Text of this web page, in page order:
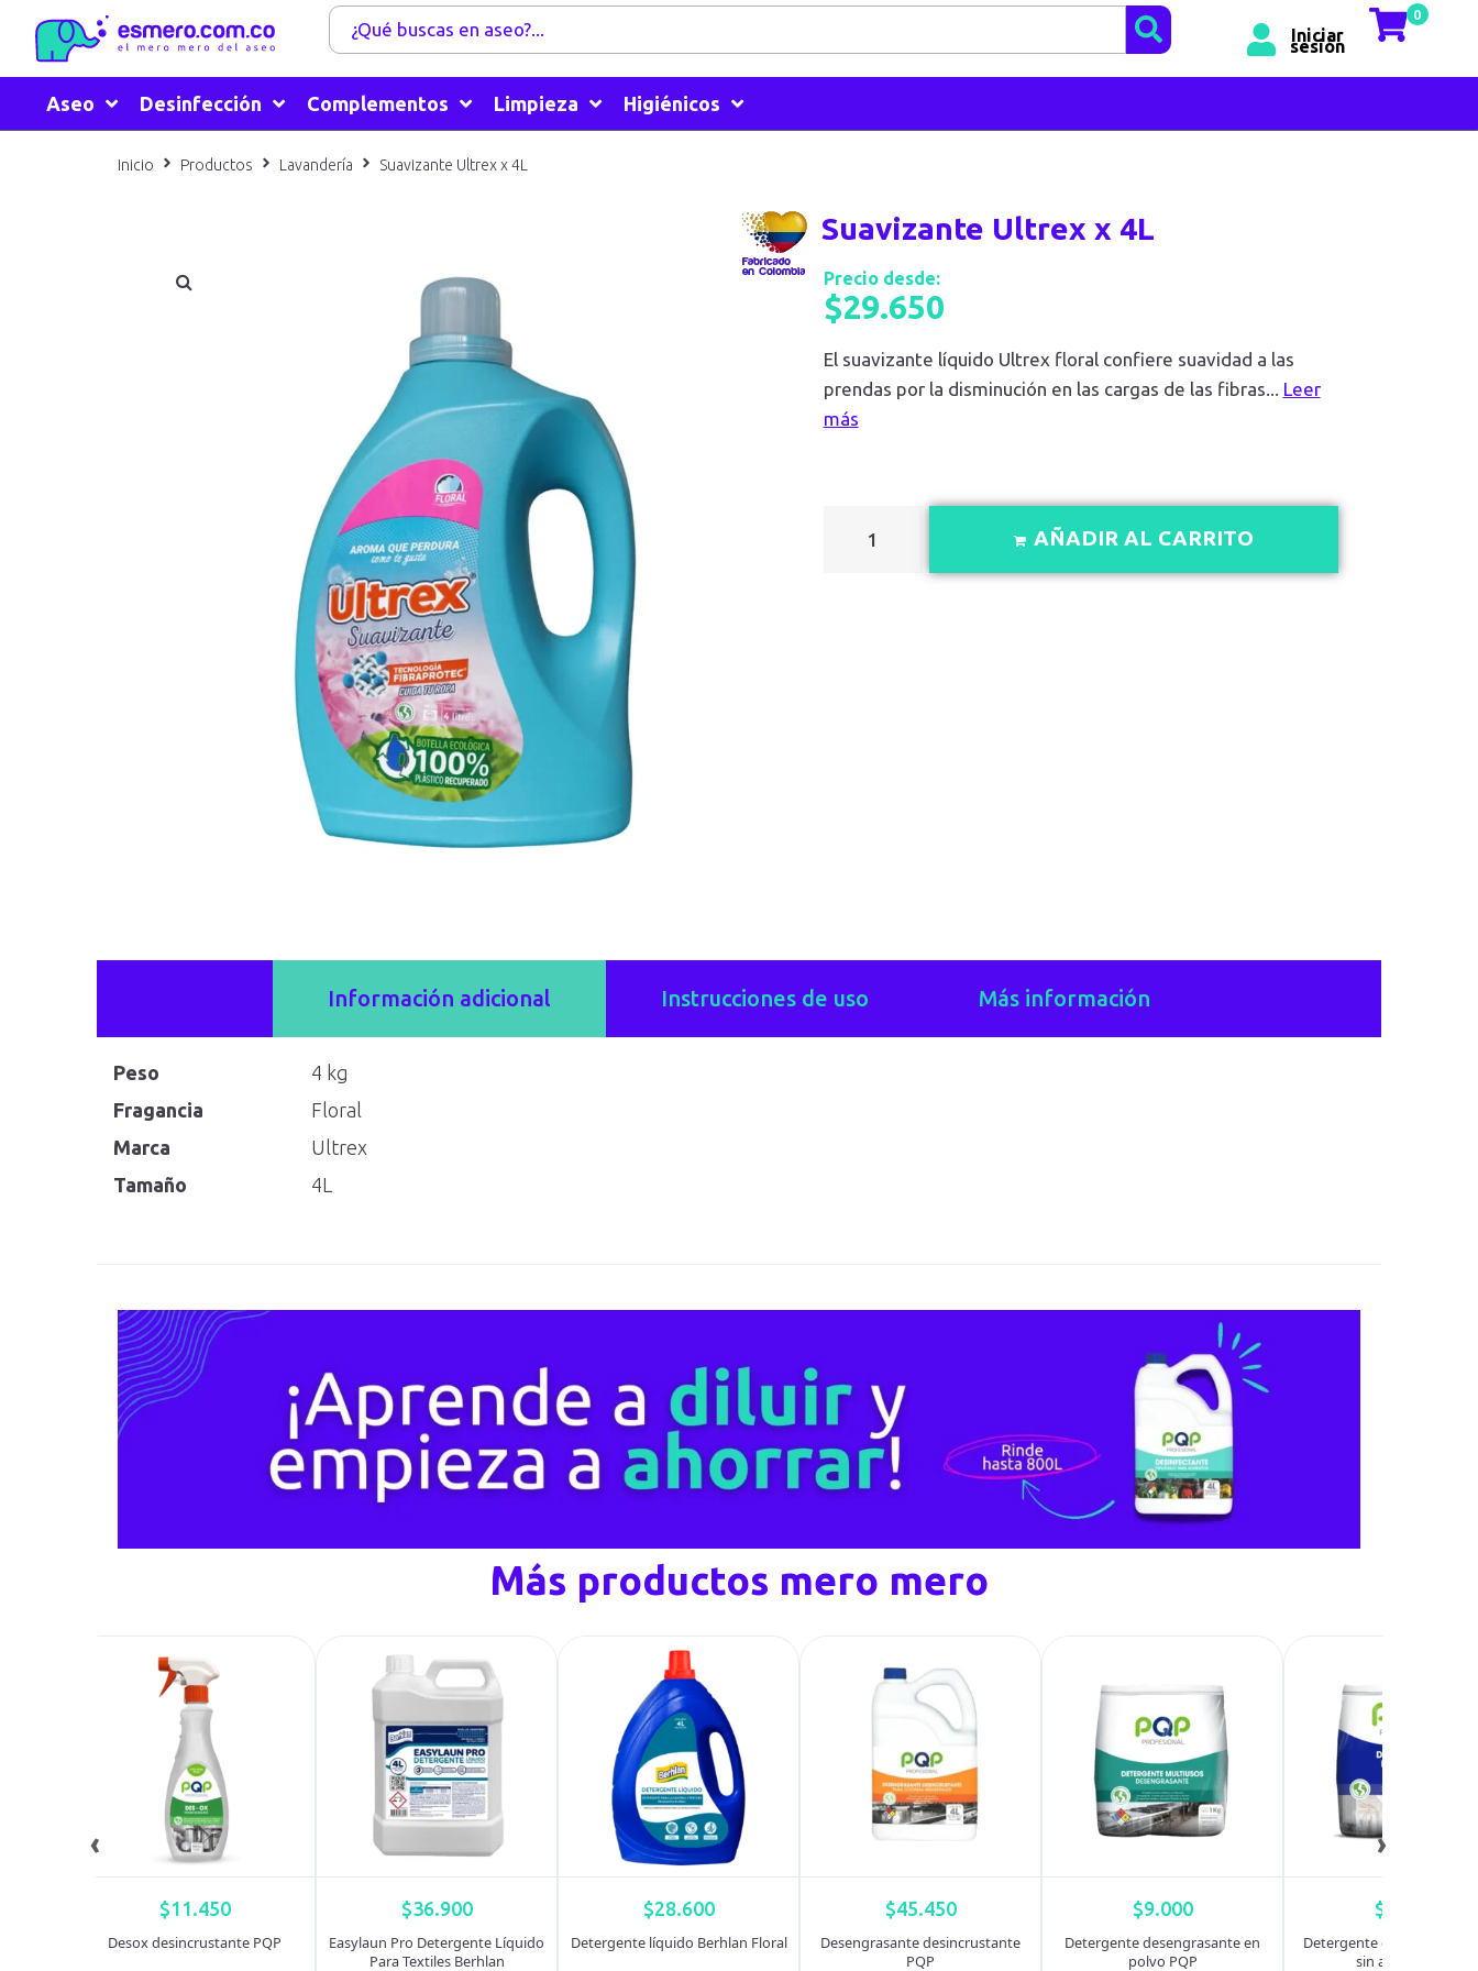
Iniciar
sesión
0
Aseo Desinfección Complementos Limpieza Higiénicos
Inicio Productos Lavandería Suavizante Ultrex x 4L
Suavizante Ultrex x 4L
Precio desde:
$29.650
El suavizante líquido Ultrex floral confiere suavidad a las
prendas por la disminución en las cargas de las fibras... Leer
más
AÑADIR AL CARRITO
Información adicional Instrucciones de uso Más información
Peso
4 kg
Fragancia
Floral
Marca
Ultrex
Tamaño
4L
Más productos mero mero
‹
$11.450
Desox desincrustante PQP
$36.900
Easylaun Pro Detergente Líquido
Para Textiles Berhlan
$28.600
Detergente líquido Berhlan Floral
$45.450
Desengrasante desincrustante
PQP
$9.000
Detergente desengrasante en
polvo PQP
$
Detergente en polvo
sin aroma PQP
›